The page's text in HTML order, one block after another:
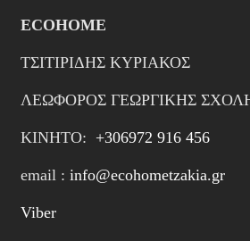
ECOHOME
ΤΣΙΤΙΡΙΔΗΣ ΚΥΡΙΑΚΟΣ
ΛΕΩΦΟΡΟΣ ΓΕΩΡΓΙΚΗΣ
ΚΙΝΗTΟ: +306972 916 456
email :info@ecohometzakia.gr
Viber